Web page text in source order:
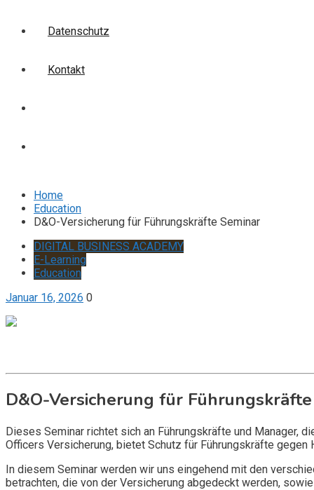
Datenschutz
Kontakt
Home
Education
D&O-Versicherung für Führungskräfte Seminar
DIGITAL BUSINESS ACADEMY
E-Learning
Education
Januar 16, 2026 0
D&O-Versicherung für
Dieses Seminar richtet sich an Führungskräfte und Manager,
Officers Versicherung, bietet Schutz für Führungskräfte
In diesem Seminar werden wir uns eingehend mit den
betrachten, die von der Versicherung abgedeckt werden,